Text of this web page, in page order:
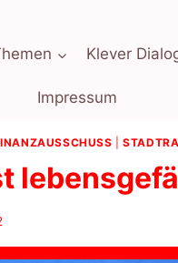
Klever
Impressum
|